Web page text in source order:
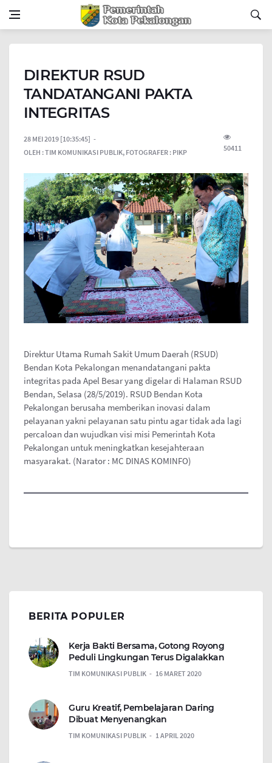
DIREKTUR RSUD
TANDATANGANI PAKTA
INTEGRITAS
28 MEI 2019 [10:35:45]
OLEH :TIM KOMUNIKASI PUBLIK, FOTOGRAFER : PIKP 50411
Direktur Utama Rumah Sakit Umum Daerah (RSUD)
Bendan Kota Pekalongan menandatangani pakta
integritas pada Apel Besar yang digelar di Halaman RSUD
Bendan, Selasa (28/5/2019). RSUD Bendan Kota
Pekalongan berusaha memberikan inovasi dalam
pelayanan yakni pelayanan satu pintu agar tidak ada lagi
percaloan dan wujudkan visi misi Pemerintah Kota
Pekalongan untuk meningkatkan kesejahteraan
masyarakat. (Narator : MC DINAS KOMINFO)
BERITA POPULER
Kerja Bakti Bersama, Gotong Royong
Peduli Lingkungan Terus Digalakkan
TIM KOMUNIKASI PUBLIK 16 MARET 2020
Guru Kreatif, Pembelajaran Daring
Dibuat Menyenangkan
TIM KOMUNIKASI PUBLIK 1 APRIL 2020